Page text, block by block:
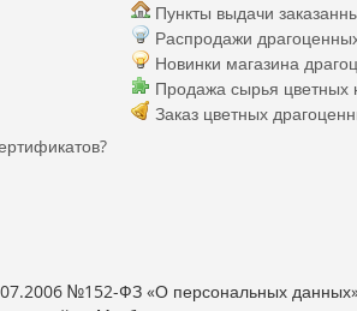
Пункты выдачи
Распродажи
Новинки магазина
Продажа сырья
Заказ цветных
№152-ФЗ «О персональных